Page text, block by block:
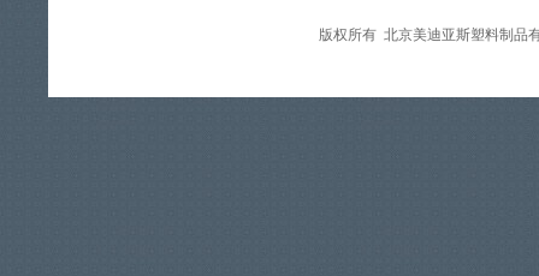
版权所有 北京美迪亚斯塑料制品